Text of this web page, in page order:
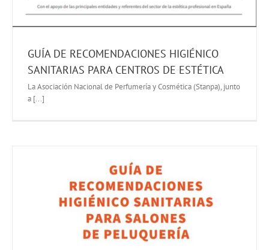
GUÍA DE RECOMENDACIONES HIGIÉNICO
SANITARIAS PARA CENTROS DE ESTÉTICA
La Asociación Nacional de Perfumería y Cosmética (Stanpa), junto
a [...]